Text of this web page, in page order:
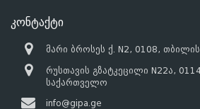
კონტაქტი
მარი ბროსეს ქ. N2, 0108,
რუსთავის გზატკეცილი N22ა,
საქართველო
info@gipa.ge